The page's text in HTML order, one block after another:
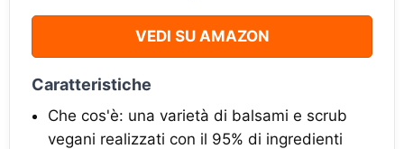
VEDI SU AMAZON
Caratteristiche
Che cos'è: una varietà di balsami e scrub
vegani realizzati con il 95% di ingredienti